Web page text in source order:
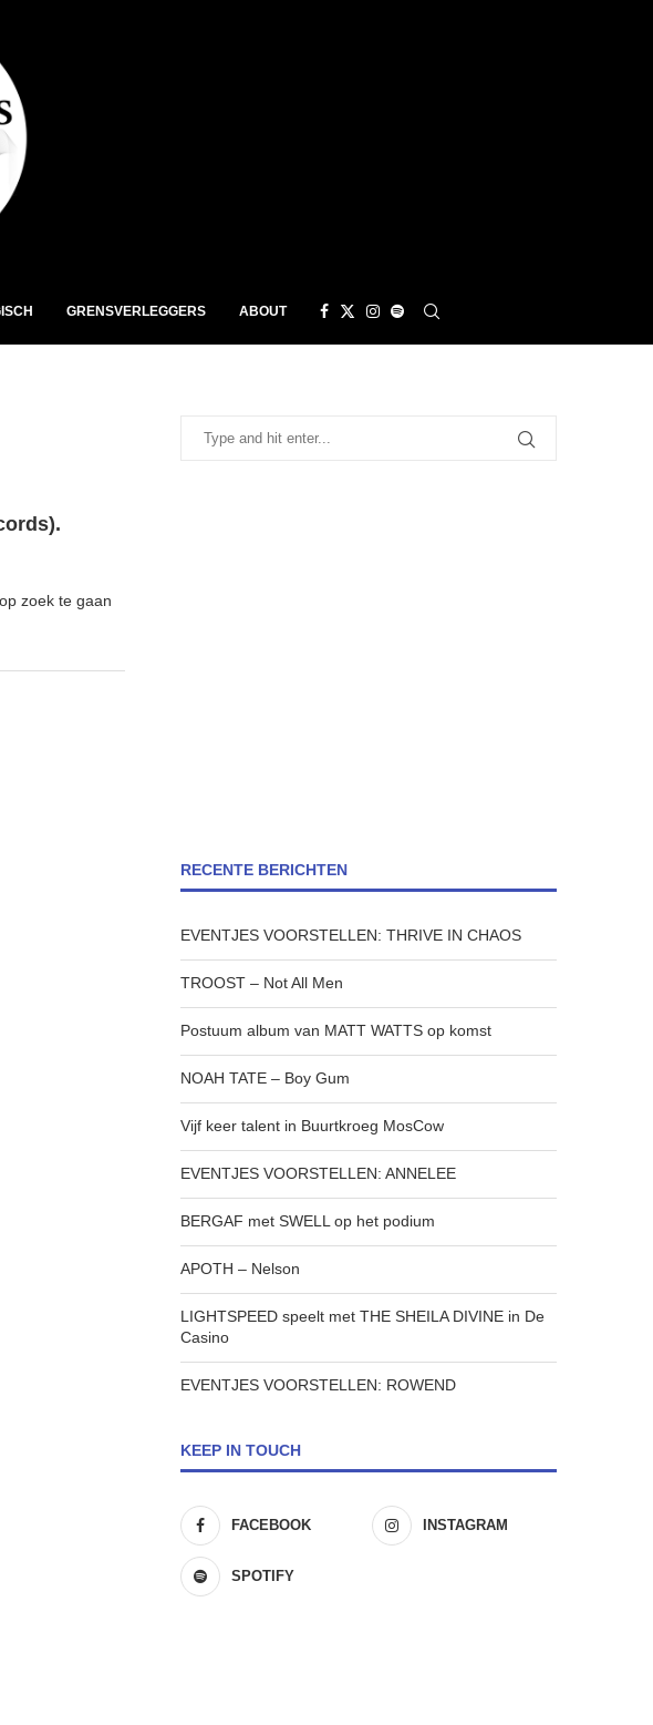
GRENSVERLEGGERS ABOUT
zoek te gaan
RECENTE BERICHTEN
EVENTJES VOORSTELLEN: THRIVE IN CHAOS
TROOST – Not All Men
Postuum album van MATT WATTS op komst
NOAH TATE – Boy Gum
Vijf keer talent in Buurtkroeg MosCow
EVENTJES VOORSTELLEN: ANNELEE
BERGAF met SWELL op het podium
APOTH – Nelson
LIGHTSPEED speelt met THE SHEILA DIVINE in De
Casino
EVENTJES VOORSTELLEN: ROWEND
KEEP IN TOUCH
FACEBOOK INSTAGRAM
SPOTIFY